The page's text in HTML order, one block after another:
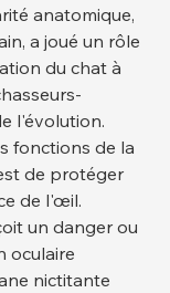
anatomique,
a joué un rôle
du chat à
l'évolution.
fonctions de la
de protéger
de l'œil.
un danger ou
oculaire
nictitante